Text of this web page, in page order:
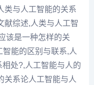
类与人工智能的关系
献综述,人类与人工智
该是一种怎样的关
能的区别与联系,人
处?,人工智能与人的
关系论人工智能与人